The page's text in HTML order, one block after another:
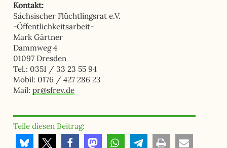
Kontakt:
Sächsischer Flüchtlingsrat e.V.
-Öffentlichkeitsarbeit-
Mark Gärtner
Dammweg 4
01097 Dresden
Tel.: 0351 / 33 23 55 94
Mobil: 0176 / 427 286 23
Mail: pr@sfrev.de
Teile diesen Beitrag: